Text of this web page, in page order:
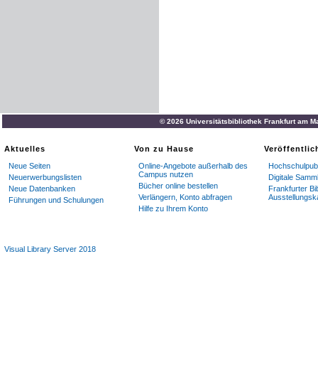
© 2026 Universitätsbibliothek Frankfurt am
Aktuelles
Neue Seiten
Neuerwerbungslisten
Neue Datenbanken
Führungen und Schulungen
Von zu Hause
Online-Angebote außerhalb des
Campus nutzen
Bücher online bestellen
Verlängern, Konto abfragen
Hilfe zu Ihrem Konto
Digitale
Frankfurter
Visual Library Server 2018